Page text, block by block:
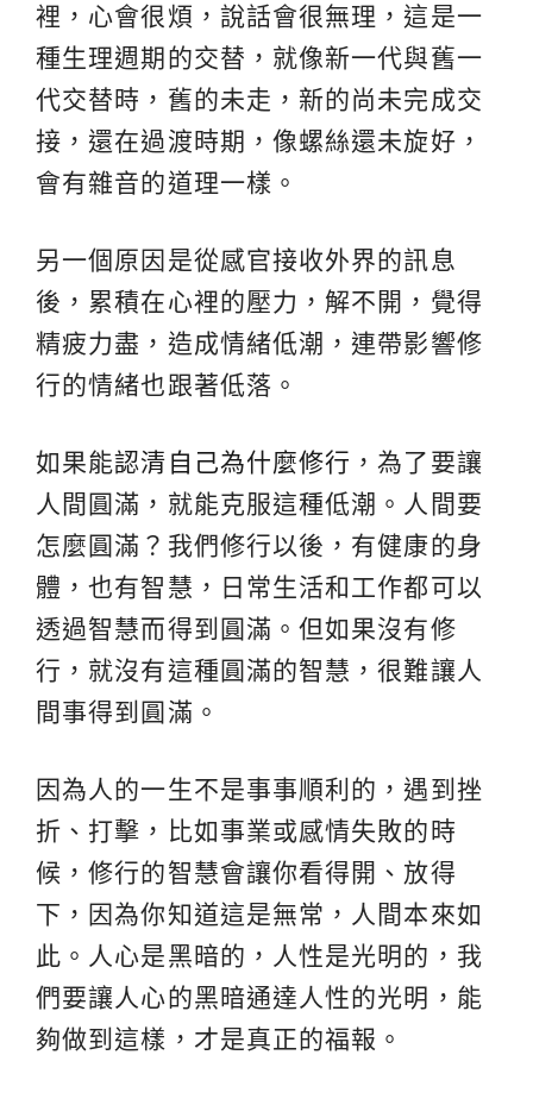
裡，心會很煩，說話會很無理，這是一
種生理週期的交替，就像新一代與舊一
代交替時，舊的未走，新的尚未完成交
接，還在過渡時期，像螺絲還未旋好，
會有雜音的道理一樣。
另一個原因是從感官接收外界的訊息
後，累積在心裡的壓力，解不開，覺得
精疲力盡，造成情緒低潮，連帶影響修
行的情緒也跟著低落。
如果能認清自己為什麼修行 ，為了要讓
人間圓滿，就能克服這種低潮。人間要
怎麼圓滿？我們修行以後，有健康的身
體，也有智慧，日常生活和工作都可以
透過智慧而得到圓滿。但如果沒有修
行，就沒有這種圓滿的智慧，很難讓人
間事得到圓滿。
因為人的一生不是事事順利的，遇到挫
折、打擊，比如事業或感情失敗的時
候，修行的智慧會讓你看得開、放得
下，因為你知道這是無常，人間本來如
此。人心是黑暗的，人性是光明的，我
們要讓人心的黑暗通達人性的光明，能
夠做到這樣，才是真正的福報。